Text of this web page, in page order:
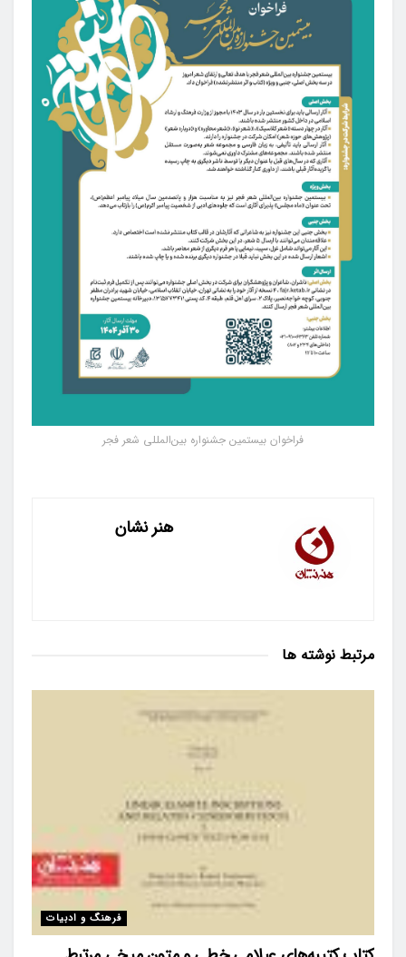
فراخوان بیستمین جشنواره بین‌المللی شعر فجر
هنر نشان
مرتبط نوشته ها
فرهنگ و ادبیات